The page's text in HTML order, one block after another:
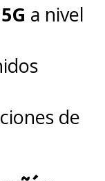
5G a nivel
de